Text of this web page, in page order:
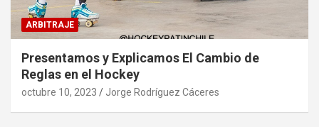
ARBITRAJE
Presentamos y Explicamos El Cambio de
Reglas en el Hockey
octubre 10, 2023 Jorge Rodríguez Cáceres